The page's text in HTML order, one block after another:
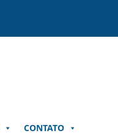
CONTATO